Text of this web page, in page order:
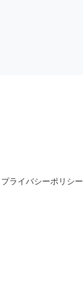
プライバシーポリシー